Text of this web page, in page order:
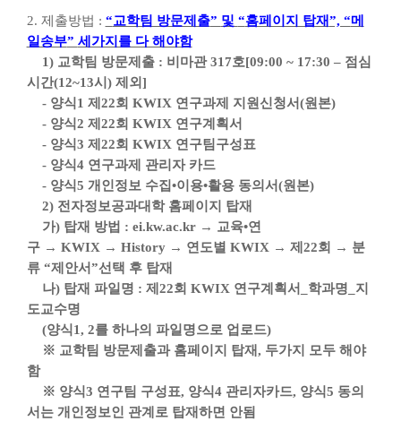
2. 제출방법 : “교학팀 방문제출” 및 “홈페이지 탑재”, “메
일송부” 세가지를 다 해야함
1) 교학팀 방문제출 : 비마관317호[09:00 ~ 17:30– 점심
시간(12~13시 ) 제외]
- 양식1제22회KWIX 연구과제 지원신청서(원본)
- 양식2제22회KWIX 연구계획서
- 양식3제22회KWIX 연구팀구성표
- 양식4 연구과제 관리자 카드
- 양식5개인정보 수집•이용•활용 동의서(원본)
2) 전자정보공과대학 홈페이지 탑재
가) 탑재 방법 : ei.kw.ac.kr → 교육•연
구 → KWIX → History → 연도별 KWIX → 제 22회 → 분
류 “제안서”선택 후 탑재
나) 탑재 파일명 :제22회KWIX 연구계획서 학과명
지
도교수명
(양식1, 2를 하나의 파일명으로 업로드)
※ 교학팀 방문제출과 홈페이지 탑재, 두가지 모두 해야
함
※ 양식3 연구팀 구성표, 양식4 관리자카드, 양식5 동의
서는 개인정보인 관계로 탑재하면 안됨